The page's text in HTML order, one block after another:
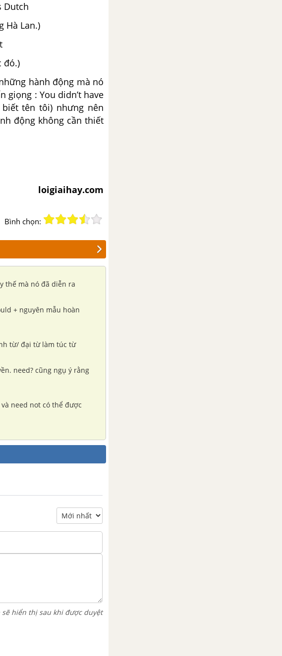
Dutch
Hà Lan.)
đó.)
hành động mà nó
giọng : You didn’t have
tên tôi) nhưng nên
động không cần thiết
loigiaihay.com
Bình chọn:
thế mà nó đã diễn ra
+ nguyên mẫu hoàn
từ/ đại từ làm túc từ
need? cũng ngụ ý rằng
need not có thể được
hiển thị sau khi được duyệt